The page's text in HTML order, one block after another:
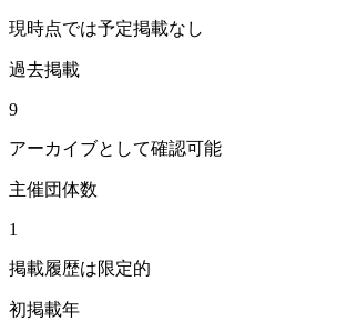
現時点では予定掲載なし
過去掲載
9
アーカイブとして確認可能
主催団体数
1
掲載履歴は限定的
初掲載年